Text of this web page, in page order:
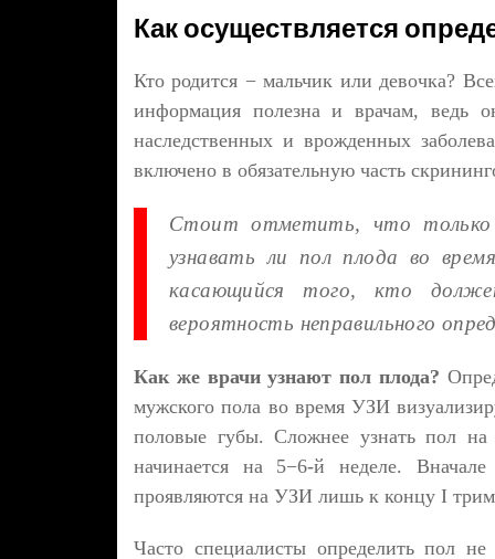
Как осуществляется
Кто родится − мальчик или девочка?
информация полезна и врачам, ведь
наследственных и врожденных
включено в обязательную часть
Стоит отметить, что только
узнавать ли пол плода во
касающийся того, кто
вероятность неправильного
Как же врачи узнают пол плода?
мужского пола во время УЗИ
половые губы. Сложнее узнать пол
начинается на 5−6-й неделе.
проявляются на УЗИ лишь к концу I
Часто специалисты определить пол